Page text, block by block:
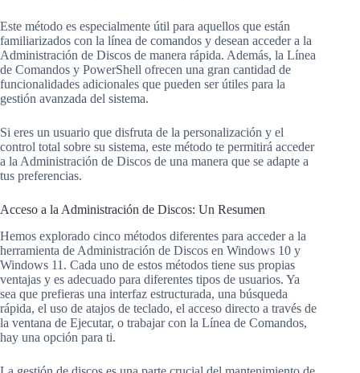
Este método es especialmente útil para aquellos que están
familiarizados con la línea de comandos y desean acceder a la
Administración de Discos de manera rápida. Además, la Línea
de Comandos y PowerShell ofrecen una gran cantidad de
funcionalidades adicionales que pueden ser útiles para la
gestión avanzada del sistema.
Si eres un usuario que disfruta de la personalización y el
control total sobre su sistema, este método te permitirá acceder
a la Administración de Discos de una manera que se adapte a
tus preferencias.
Acceso a la Administración de Discos: Un Resumen
Hemos explorado cinco métodos diferentes para acceder a la
herramienta de Administración de Discos en Windows 10 y
Windows 11. Cada uno de estos métodos tiene sus propias
ventajas y es adecuado para diferentes tipos de usuarios. Ya
sea que prefieras una interfaz estructurada, una búsqueda
rápida, el uso de atajos de teclado, el acceso directo a través de
la ventana de Ejecutar, o trabajar con la Línea de Comandos,
hay una opción para ti.